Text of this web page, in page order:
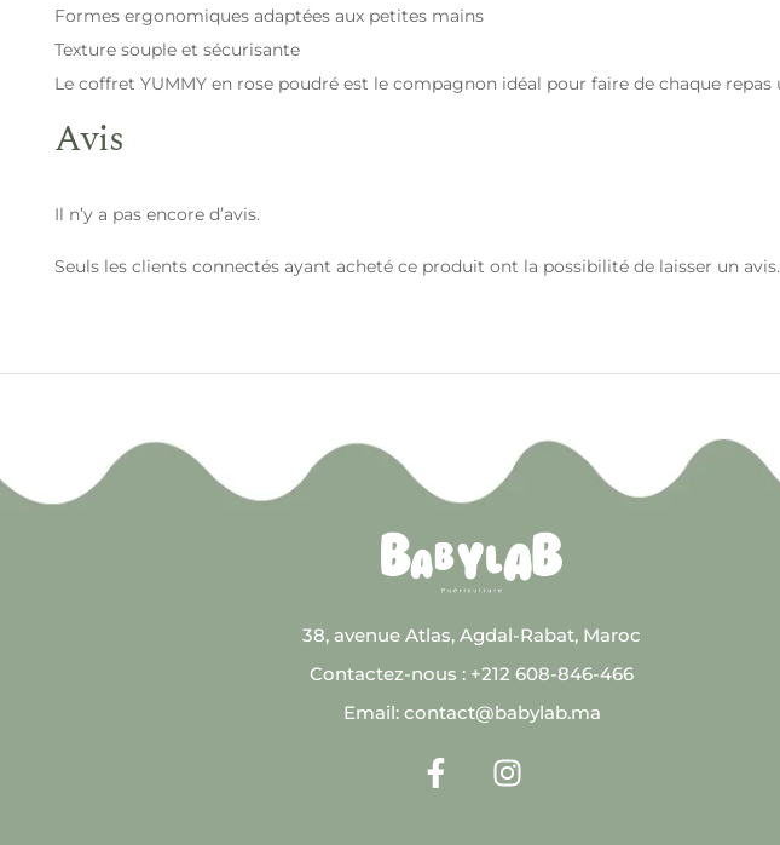
Formes ergonomiques adaptées aux petites mains
Texture souple et sécurisante
Le coffret YUMMY en rose poudré est le compagnon idéal pour faire de chaque
Avis
Il n’y a pas encore d’avis.
Seuls les clients connectés ayant acheté ce produit ont la possibilité de laisser un avis.
38, avenue Atlas, Agdal-Rabat, Maroc
Contactez-nous : +212 608-846-466
Email: contact@babylab.ma